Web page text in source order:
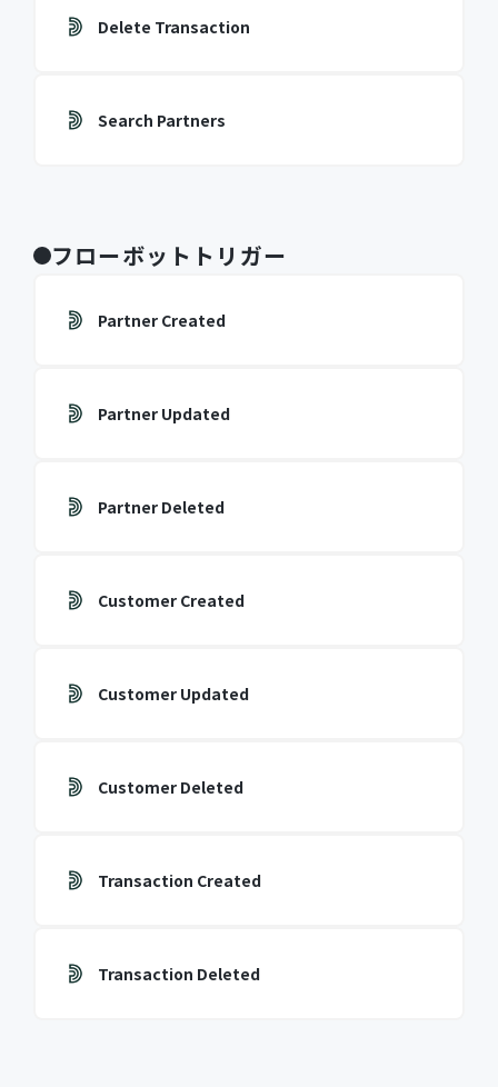
Delete Transaction
Search Partners
フローボットトリガー
Partner Created
Partner Updated
Partner Deleted
Customer Created
Customer Updated
Customer Deleted
Transaction Created
Transaction Deleted